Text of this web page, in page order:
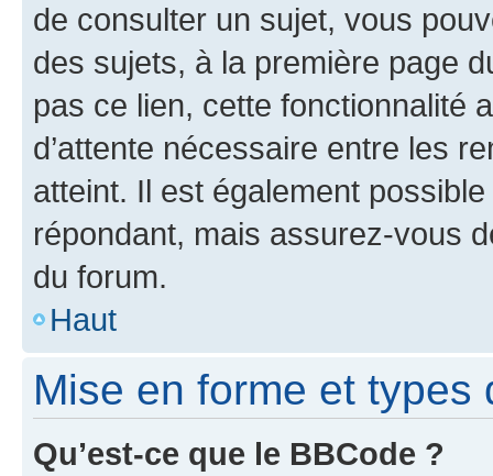
de consulter un sujet, vous
des sujets, à la première page
pas ce lien, cette fonctionnalité
d’attente nécessaire entre les
atteint. Il est également
répondant, mais assurez-vous
du forum.
Haut
Mise en forme et types
Qu’est-ce que le BBCode ?